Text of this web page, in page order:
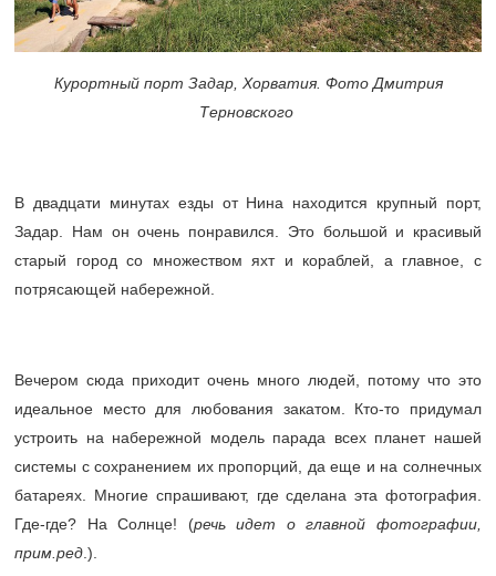
Курортный порт Задар, Хорватия. Фото Дмитрия
Терновского
В двадцати минутах езды от Нина находится крупный порт,
Задар. Нам он очень понравился. Это большой и красивый
старый город со множеством яхт и кораблей, а главное, с
потрясающей набережной.
Вечером сюда приходит очень много людей, потому что это
идеальное место для любования закатом. Кто-то придумал
устроить на набережной модель парада всех планет нашей
системы с сохранением их пропорций, да еще и на солнечных
батареях. Многие спрашивают, где сделана эта фотография.
Где-где? На Солнце! (речь идет о главной фотографии,
прим.ред .).